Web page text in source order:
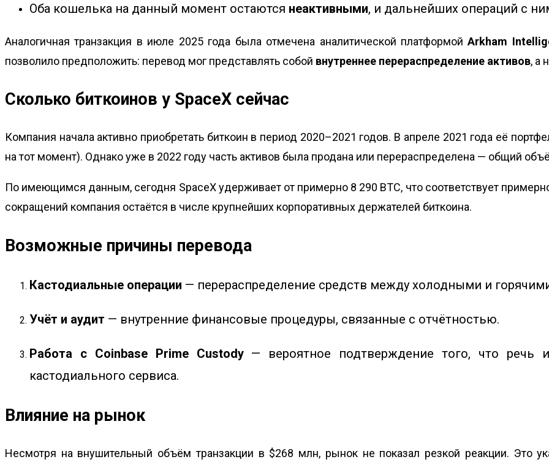
Оба кошелька на данный момент остаются неактивными, и дальнейших операций с
Аналогичная транзакция в июле 2025 года была отмечена аналитической платформойArkham
позволило предположить: перевод мог представлять собой внутреннее перераспределение активов, а
Сколько биткоинов у SpaceX сейчас
Компания начала активно приобретать биткоин в период 2020–2021 годов. В апреле 2021 года её
на тот момент). Однако уже в 2022 году часть активов была продана или перераспределена — общий
По имеющимся данным, сегодня SpaceX удерживает от примерно 8 290 BTC, что соответствует
сокращений компания остаётся в числе крупнейших корпоративных держателей биткоина.
Возможные причины перевода
Кастодиальные операции — перераспределение средств между холодными и
Учёт и аудит — внутренние финансовые процедуры, связанные с отчётностью.
Работа с Coinbase Prime Custody— вероятное подтверждение того, что речь
кастодиального сервиса.
Влияние на рынок
Несмотря на внушительный объём транзакции в $268 млн, рынок не показал резкой реакции. Это